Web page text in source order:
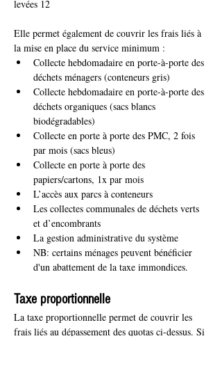
levées 12
Elle permet également de couvrir les frais liés à
la mise en place du service minimum :
Collecte hebdomadaire en porte-à-porte des
déchets ménagers (conteneurs gris)
Collecte hebdomadaire en porte-à-porte des
déchets organiques (sacs blancs
biodégradables)
Collecte en porte à porte des PMC, 2 fois
par mois (sacs bleus)
Collecte en porte à porte des
papiers/cartons, 1x par mois
L’accès aux parcs à conteneurs
Les collectes communales de déchets verts
et d’encombrants
La gestion administrative du système
NB: certains ménages peuvent bénéficier
d'un abattement de la taxe immondices.
Taxe proportionnelle
La taxe proportionnelle permet de couvrir les
frais liés au dépassement des quotas ci-dessus. Si